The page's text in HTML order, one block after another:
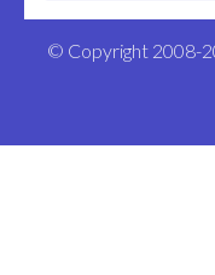
© Copyright 2008-